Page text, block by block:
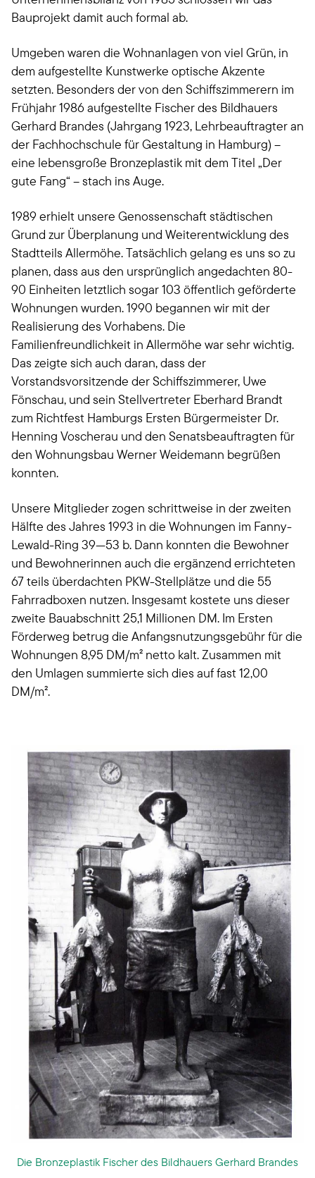
Bauprojekt damit auch formal ab.
Umgeben waren die Wohnanlagen von viel Grün, in
dem aufgestellte Kunstwerke optische Akzente
setzten. Besonders der von den Schiffszimmerern im
Frühjahr 1986 aufgestellte Fischer des Bildhauers
Gerhard Brandes (Jahrgang 1923, Lehrbeauftragter an
der Fachhochschule für Gestaltung in Hamburg) –
eine lebensgroße Bronzeplastik mit dem Titel „Der
gute Fang“ – stach ins Auge.
1989 erhielt unsere Genossenschaft städtischen
Grund zur Überplanung und Weiterentwicklung des
Stadtteils Allermöhe. Tatsächlich gelang es uns so zu
planen, dass aus den ursprünglich angedachten 80-
90 Einheiten letztlich sogar 103 öffentlich geförderte
Wohnungen wurden. 1990 begannen wir mit der
Realisierung des Vorhabens. Die
Familienfreundlichkeit in Allermöhe war sehr wichtig.
Das zeigte sich auch daran, dass der
Vorstandsvorsitzende der Schiffszimmerer, Uwe
Fönschau, und sein Stellvertreter Eberhard Brandt
zum Richtfest Hamburgs Ersten Bürgermeister Dr.
Henning Voscherau und den Senatsbeauftragten für
den Wohnungsbau Werner Weidemann begrüßen
konnten.
Unsere Mitglieder zogen schrittweise in der zweiten
Hälfte des Jahres 1993 in die Wohnungen im Fanny-
Lewald-Ring 39—53 b. Dann konnten die Bewohner
und Bewohnerinnen auch die ergänzend errichteten
67 teils überdachten PKW-Stellplätze und die 55
Fahrradboxen nutzen. Insgesamt kostete uns dieser
zweite Bauabschnitt 25,1 Millionen DM. Im Ersten
Förderweg betrug die Anfangsnutzungsgebühr für die
Wohnungen 8,95 DM/m² netto kalt. Zusammen mit
den Umlagen summierte sich dies auf fast 12,00
DM/m².
Die Bronzeplastik Fischer des Bildhauers Gerhard Brandes